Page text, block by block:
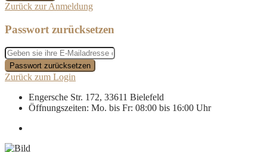
Zurück zur Anmeldung
Passwort zurücksetzen
Passwort zurücksetzen
Zurück zum Login
Engersche Str. 172, 33611 Bielefeld
Öffnungszeiten: Mo. bis Fr: 08:00 bis 16:00 Uhr